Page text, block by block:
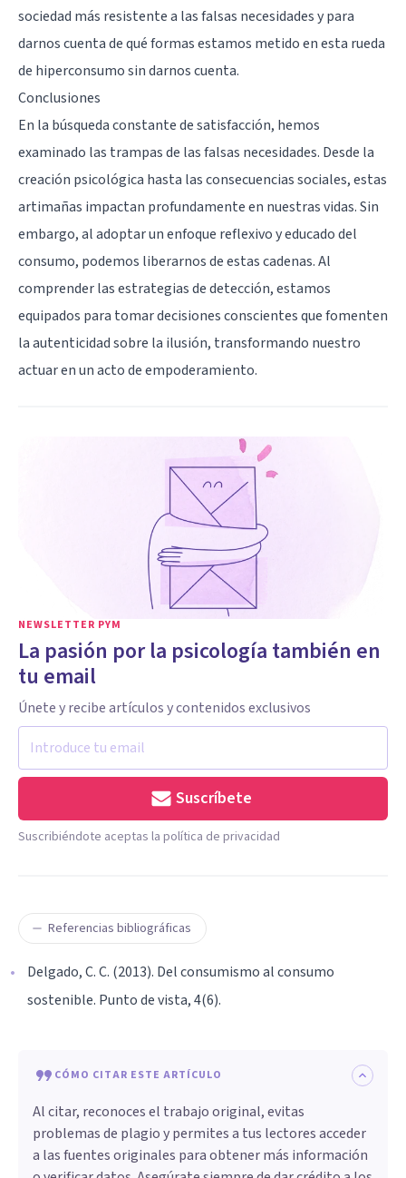
sociedad más resistente a las falsas necesidades y para
darnos cuenta de qué formas estamos metido en esta rueda
de hiperconsumo sin darnos cuenta.
Conclusiones
En la búsqueda constante de satisfacción, hemos
examinado las trampas de las falsas necesidades. Desde la
creación psicológica hasta las consecuencias sociales, estas
artimañas impactan profundamente en nuestras vidas. Sin
embargo, al adoptar un enfoque reflexivo y educado del
consumo, podemos liberarnos de estas cadenas. Al
comprender las estrategias de detección, estamos
equipados para tomar decisiones conscientes que fomenten
la autenticidad sobre la ilusión, transformando nuestro
actuar en un acto de empoderamiento.
NEWSLETTER PYM
La pasión por la psicología también en
tu email
Únete y recibe artículos y contenidos exclusivos
Suscríbete
Suscribiéndote aceptas la política de privacidad
Referencias bibliográficas
Delgado, C. C. (2013). Del consumismo al consumo
sostenible. Punto de vista, 4(6).
CÓMO CITAR ESTE ARTÍCULO
Al citar, reconoces el trabajo original, evitas
problemas de plagio y permites a tus lectores acceder
a las fuentes originales para obtener más información